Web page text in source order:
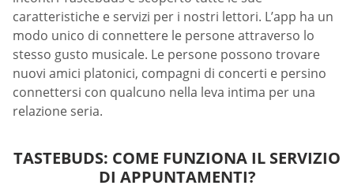
caratteristiche e servizi per i nostri lettori. L’app ha un
modo unico di connettere le persone attraverso lo
stesso gusto musicale. Le persone possono trovare
nuovi amici platonici, compagni di concerti e persino
connettersi con qualcuno nella leva intima per una
relazione seria.
TASTEBUDS: COME FUNZIONA IL SERVIZIO
DI APPUNTAMENTI?